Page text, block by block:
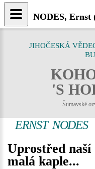
JIHOČESKÁ
'S
Šumavské
ERNST NODES
Uprostřed naší
malá kaple...
NODES, Ernst